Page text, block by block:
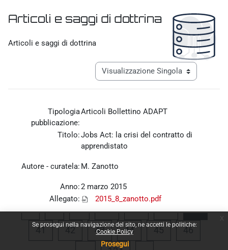
Se prosegui nella navigazione del sito, ne accetti le politiche:
Cookie Policy
Prosegui
Articoli e saggi di dottrina
Articoli e saggi di dottrina
Navigazione terziaria modalità
Tipologia
pubblicazione:
Articoli Bollettino ADAPT
Titolo:Jobs Act: la crisi del contratto di
apprendistato
Autore - curatela: M. Zanotto
Anno:2 marzo 2015
Allegato:
2015_8_zanotto.pdf
« 1 … 37 38 39 40
41Pagina 41
42Pagina 42
43Pagina 43
44Pagina 44
45Pagina 45
46Pagina